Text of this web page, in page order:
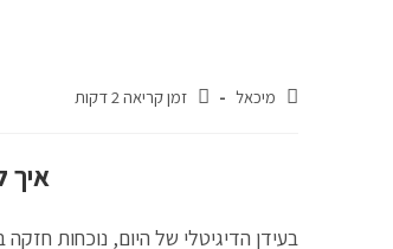
מיכאל זמן קריאה 2 דקות
איך